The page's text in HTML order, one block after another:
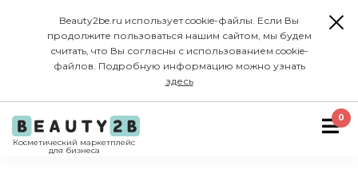
Beauty2be.ru использует cookie-файлы. Если Вы
продолжите пользоваться нашим сайтом, мы будем
считать, что Вы согласны с использованием cookie-
файлов. Подробную информацию можно узнать
здесь
Косметический маркетплейс
для бизнеса
0
Previous